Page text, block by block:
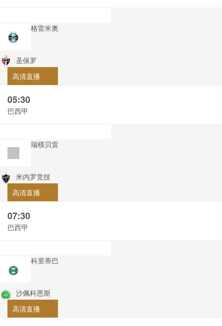
格雷米奥
圣保罗
高清直播
05:30
巴西甲
瑞模贝雷
米内罗竞技
高清直播
07:30
巴西甲
科里蒂巴
沙佩科恩斯
高清直播